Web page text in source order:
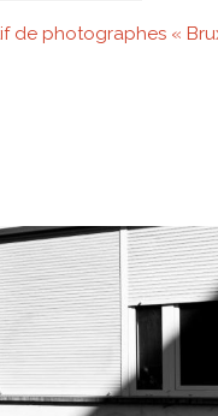
de photographes «